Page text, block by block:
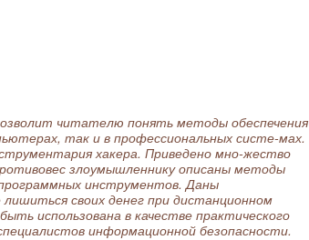
читателю понять методы обеспечения
так и в профессиональных систе-мах.
хакера. Приведено мно-жество
злоумышленнику описаны методы
инструментов. Даны
своих денег при дистанционном
использована в качестве практического
информационной безопасности.